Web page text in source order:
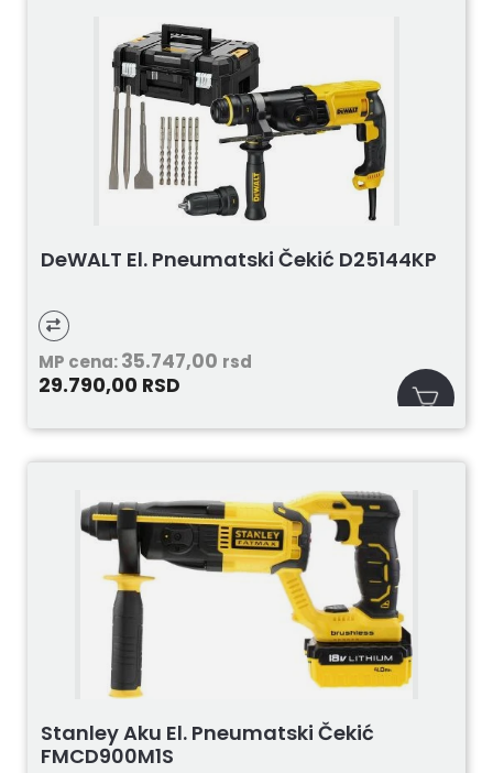
DeWALT El. Pneumatski Čekić D25144KP
MP cena:35.747,00 rsd
29.790,00 RSD
Stanley Aku El. Pneumatski Čekić
FMCD900M1S